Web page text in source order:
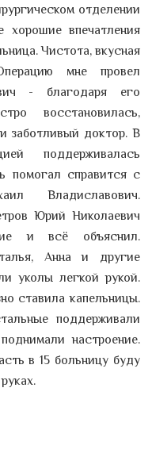
отделении
впечатления
Чистота, вкусная
мне провел
- благодаря его
восстановилась,
заботливый доктор. В
поддерживалась
помогал справится с
Владиславович.
Юрий Николаевич
и всё объяснил.
Анна и другие
уколы легкой рукой.
ставила капельницы.
поддерживали
настроение.
в 15 больницу буду